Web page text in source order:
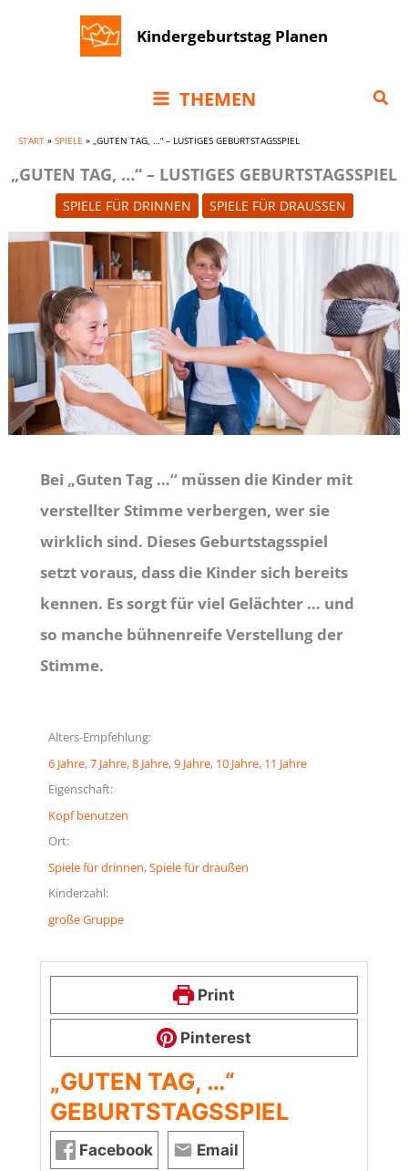
Kindergeburtstag Planen
THEMEN
START » SPIELE » „GUTEN TAG, …“ – LUSTIGES GEBURTSTAGSSPIEL
„GUTEN TAG, …“ – LUSTIGES GEBURTSTAGSSPIEL
SPIELE FÜR DRINNEN SPIELE FÜR DRAUSSEN
Bei „Guten Tag …“ müssen die Kinder mit
verstellter Stimme verbergen, wer sie
wirklich sind. Dieses Geburtstagsspiel
setzt voraus, dass die Kinder sich bereits
kennen. Es sorgt für viel Gelächter … und
so manche bühnenreife Verstellung der
Stimme.
Alters-Empfehlung:
6 Jahre, 7 Jahre, 8 Jahre, 9 Jahre, 10 Jahre, 11 Jahre
Eigenschaft:
Kopf benutzen
Ort:
Spiele für drinnen, Spiele für draußen
Kinderzahl:
große Gruppe
Print
Pinterest
„GUTEN TAG, …“
GEBURTSTAGSSPIEL
Facebook Email